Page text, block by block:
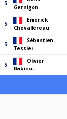
5
Gernigon
5
Emerick
Chevallereau
5
Sébastien
Tessier
5
Olivier
Babinot